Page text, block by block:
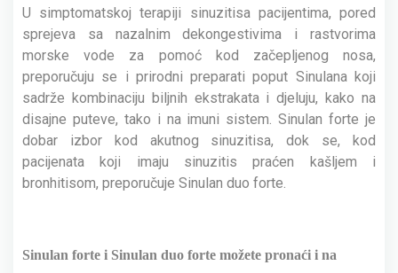
U simptomatskoj terapiji sinuzitisa pacijentima, pored
sprejeva sa nazalnim dekongestivima i rastvorima
morske vode za pomoć kod začepljenog nosa,
preporučuju se i prirodni preparati poput Sinulana koji
sadrže kombinaciju biljnih ekstrakata i djeluju, kako na
disajne puteve, tako i na imuni sistem. Sinulan forte je
dobar izbor kod akutnog sinuzitisa, dok se, kod
pacijenata koji imaju sinuzitis praćen kašljem i
bronhitisom, preporučuje Sinulan duo forte.
Sinulan forte i Sinulan duo forte možete pronaći i na